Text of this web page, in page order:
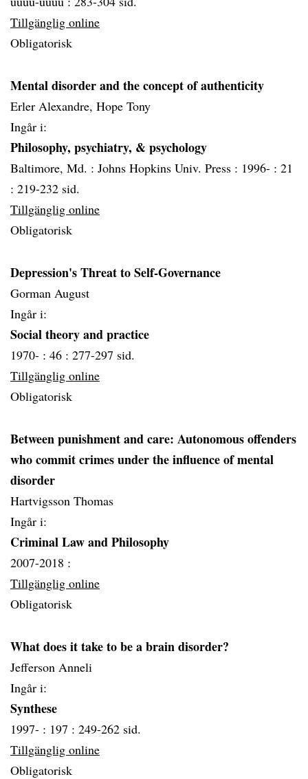
Tillgänglig online
Obligatorisk
Mental disorder and the concept of authenticity
Erler Alexandre, Hope Tony
Ingår i:
Philosophy, psychiatry, & psychology
Baltimore, Md. : Johns Hopkins Univ. Press : 1996- : 21
: 219-232 sid.
Tillgänglig online
Obligatorisk
Depression's Threat to Self-Governance
Gorman August
Ingår i:
Social theory and practice
1970- : 46 : 277-297 sid.
Tillgänglig online
Obligatorisk
Between punishment and care: Autonomous offenders
who commit crimes under the influence of mental
disorder
Hartvigsson Thomas
Ingår i:
Criminal Law and Philosophy
2007-2018 :
Tillgänglig online
Obligatorisk
What does it take to be a brain disorder?
Jefferson Anneli
Ingår i:
Synthese
1997- : 197 : 249-262 sid.
Tillgänglig online
Obligatorisk